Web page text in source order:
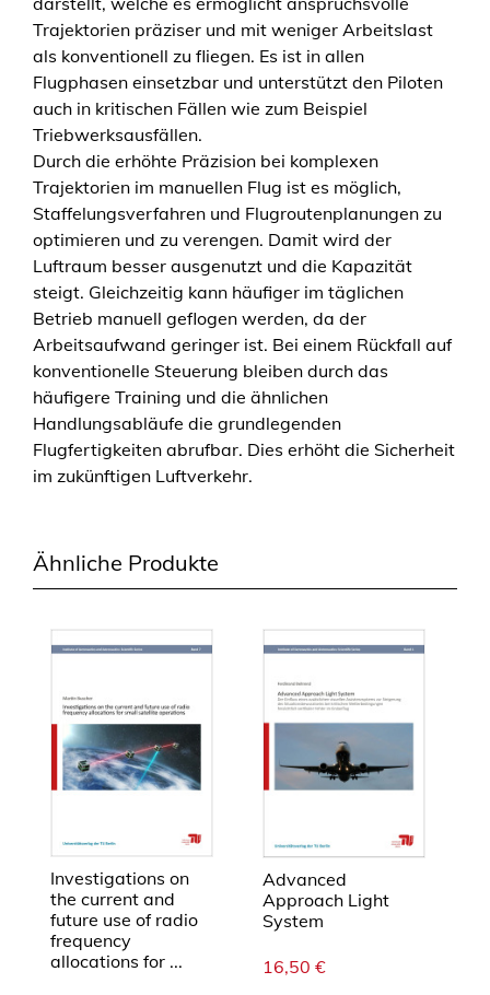
M
e
n
g
e
Trajektorien präziser und mit weniger Arbeitslast
als konventionell zu fliegen. Es ist in allen
Flugphasen einsetzbar und unterstützt den Piloten
auch in kritischen Fällen wie zum Beispiel
Triebwerksausfällen.
Durch die erhöhte Präzision bei komplexen
Trajektorien im manuellen Flug ist es möglich,
Staffelungsverfahren und Flugroutenplanungen zu
optimieren und zu verengen. Damit wird der
Luftraum besser ausgenutzt und die Kapazität
steigt. Gleichzeitig kann häufiger im täglichen
Betrieb manuell geflogen werden, da der
Arbeitsaufwand geringer ist. Bei einem Rückfall auf
konventionelle Steuerung bleiben durch das
häufigere Training und die ähnlichen
Handlungsabläufe die grundlegenden
Flugfertigkeiten abrufbar. Dies erhöht die Sicherheit
im zukünftigen Luftverkehr.
Ähnliche Produkte
Investigations on
the current and
future use of radio
frequency
allocations for ...
Advanced
Approach Light
System
16,50 €